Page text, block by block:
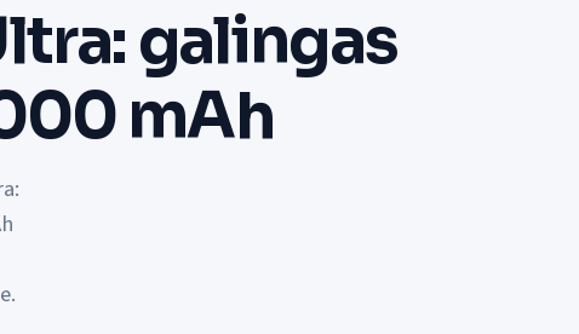
galingas
mAh